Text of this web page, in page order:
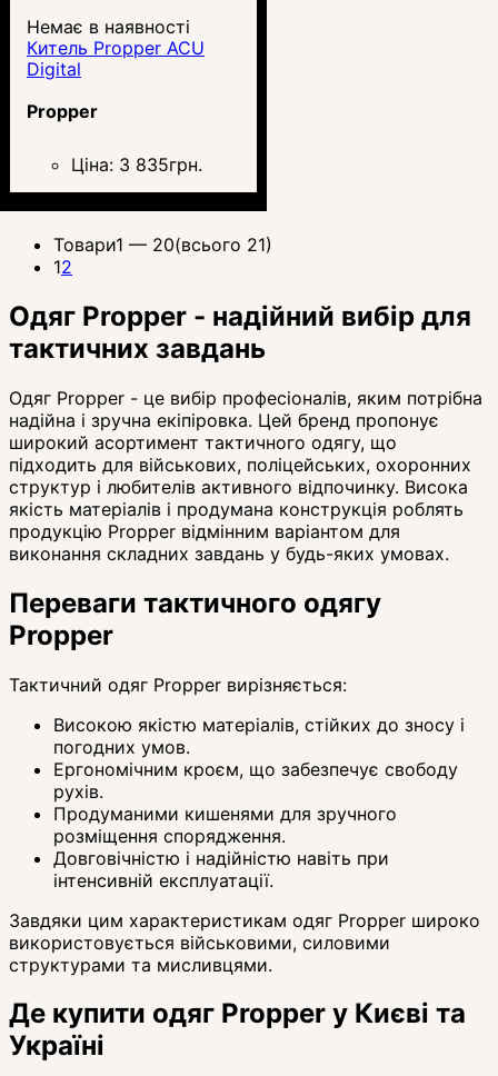
Немає в наявності
Китель Propper ACU
Digital
Propper
Ціна: 3 835грн.
Товари1 — 20(всього 21)
12
Одяг Propper - надійний вибір для
тактичних завдань
Одяг Propper - це вибір професіоналів, яким потрібна
надійна і зручна екіпіровка. Цей бренд пропонує
широкий асортимент тактичного одягу, що
підходить для військових, поліцейських, охоронних
структур і любителів активного відпочинку. Висока
якість матеріалів і продумана конструкція роблять
продукцію Propper відмінним варіантом для
виконання складних завдань у будь-яких умовах.
Переваги тактичного одягу
Propper
Тактичний одяг Propper вирізняється:
Високою якістю матеріалів, стійких до зносу і
погодних умов.
Ергономічним кроєм, що забезпечує свободу
рухів.
Продуманими кишенями для зручного
розміщення спорядження.
Довговічністю і надійністю навіть при
інтенсивній експлуатації.
Завдяки цим характеристикам одяг Propper широко
використовується військовими, силовими
структурами та мисливцями.
Де купити одяг Propper у Києві та
Україні